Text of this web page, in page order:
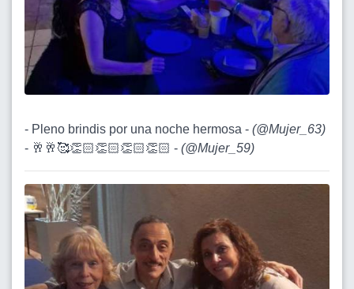
- Pleno brindis por una noche hermosa - (@Mujer_63)
- 🥂🥂🥰👏🏻👏🏻👏🏻👏🏻 - (@Mujer_59)